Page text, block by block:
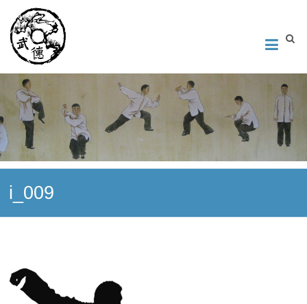
Институт Исследования Внутреннего Искусства
Школа тайцзи-цюань стиля Чэнь, Петербург. Руководитель
Андрей Середняков.
i_009